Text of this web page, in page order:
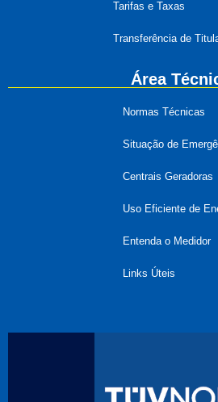
Tarifas e Taxas
Transferência de
Área
Normas Técnicas
Situação de
Centrais Geradoras
Uso Eficiente de
Entenda o Medidor
Links Úteis